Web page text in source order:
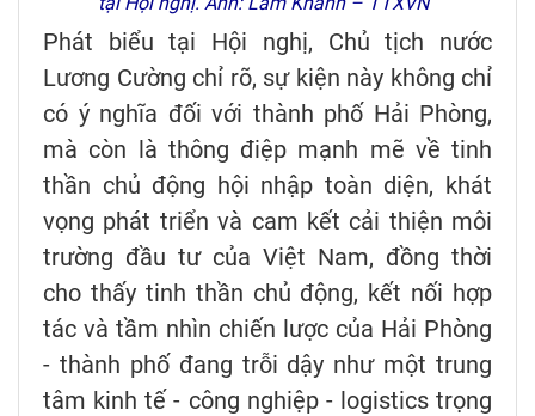
Phát biểu tại Hội nghị, Chủ tịch nước
Lương Cường chỉ rõ, sự kiện này không chỉ
có ý nghĩa đối với thành phố Hải Phòng,
mà còn là thông điệp mạnh mẽ về tinh
thần chủ động hội nhập toàn diện, khát
vọng phát triển và cam kết cải thiện môi
trường đầu tư của Việt Nam, đồng thời
cho thấy tinh thần chủ động, kết nối hợp
tác và tầm nhìn chiến lược của Hải Phòng
- thành phố đang trỗi dậy như một trung
tâm kinh tế - công nghiệp - logistics trọng